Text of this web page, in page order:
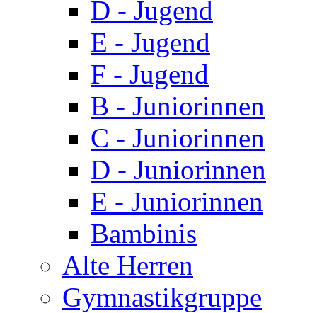
D - Jugend
E - Jugend
F - Jugend
B - Juniorinnen
C - Juniorinnen
D - Juniorinnen
E - Juniorinnen
Bambinis
Alte Herren
Gymnastikgruppe